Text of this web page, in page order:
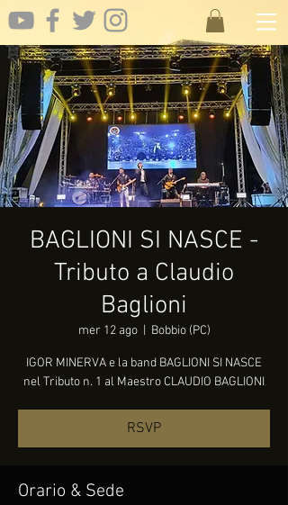
BAGLIONI SI NASCE -
Tributo a Claudio
Baglioni
mer 12 ago
  |
Bobbio (PC)
IGOR MINERVA e la band BAGLIONI SI NASCE
nel Tributo n. 1 al Maestro CLAUDIO BAGLIONI
RSVP
Orario & Sede